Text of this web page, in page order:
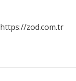
https://zod.com.tr